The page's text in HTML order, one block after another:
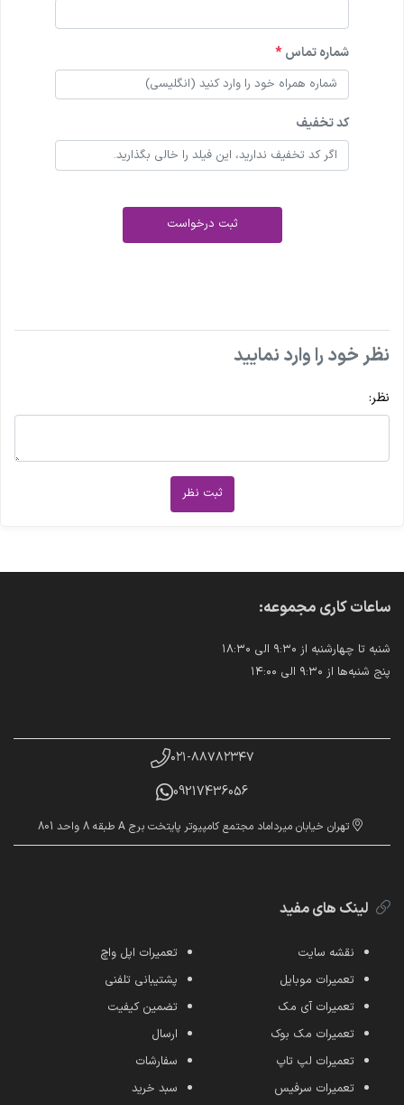
شماره تماس *
کد تخفیف
ثبت درخواست
نظر خود را وارد نمایید
نظر:
ثبت نظر
ساعات کاری مجموعه:
شنبه تا چهارشنبه از ۹:۳۰ الی ۱۸:۳۰
پنج شنبه‌ها از ۹:۳۰ الی ۱۴:۰۰
۰۲۱-۸۸۷۸۲۳۴۷
09217436056
تهران خیابان میرداماد مجتمع کامپیوتر پایتخت برج A طبقه 8 واحد 801
لینک های مفید
نقشه سایت
تعمیرات موبایل
تعمیرات آی مک
تعمیرات مک بوک
تعمیرات لپ تاپ
تعمیرات سرفیس
تعمیرات اپل واچ
پشتیبانی تلفنی
تضمین کیفیت
ارسال
سفارشات
سبد خرید